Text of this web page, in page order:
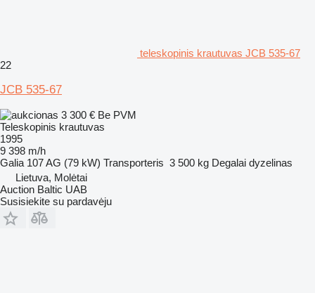
teleskopinis krautuvas JCB 535-67
22
JCB 535-67
3 300 € Be PVM
Teleskopinis krautuvas
1995
9 398 m/h
Galia 107 AG (79 kW) Transporteris 3 500 kg Degalai dyzelinas
Lietuva, Molėtai
Auction Baltic UAB
Susisiekite su pardavėju